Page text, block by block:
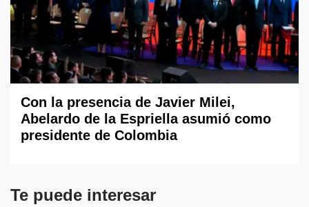
Con la presencia de Javier Milei,
Abelardo de la Espriella asumió como
presidente de Colombia
Te puede interesar